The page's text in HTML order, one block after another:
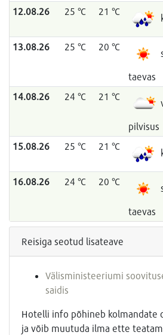
12.08.26 25 °C 21 °C
13.08.26 25 °C 20 °C
taevas
14.08.26 24 °C 21 °C
pilvisus
15.08.26 25 °C 21 °C
16.08.26 24 °C 20 °C
taevas
Reisiga seotud lisateave
Välisministeeriumi
saidis
Hotelli info põhineb kolmandate
ja võib muutuda ilma ette